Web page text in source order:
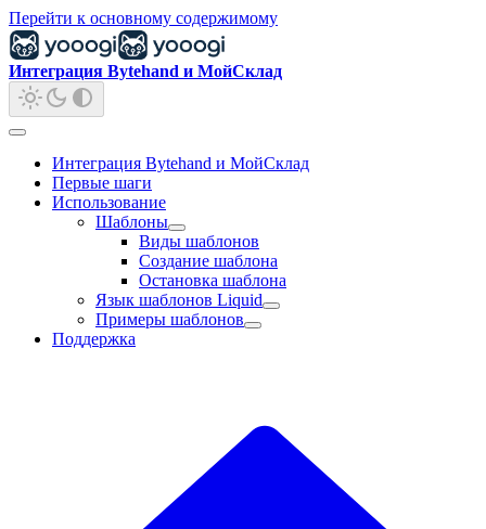
Перейти к основному содержимому
Интеграция Bytehand и МойСклад
Интеграция Bytehand и МойСклад
Первые шаги
Использование
Шаблоны
Виды шаблонов
Создание шаблона
Остановка шаблона
Язык шаблонов Liquid
Примеры шаблонов
Поддержка